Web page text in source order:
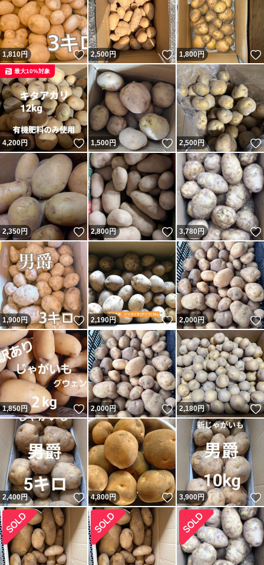
1,810円 いいね！
2,500円 いいね！
1,800円
4,200円 いいね！
最大10%対象
1,500円 いいね！
2,500円
2,350円 いいね！
2,800円 いいね！
3,780円
1,900円 いいね！
2,190円 いいね！
2,000円
1,850円 いいね！
2,000円 いいね！
2,180円
2,400円 いいね！
4,800円 いいね！
3,900円